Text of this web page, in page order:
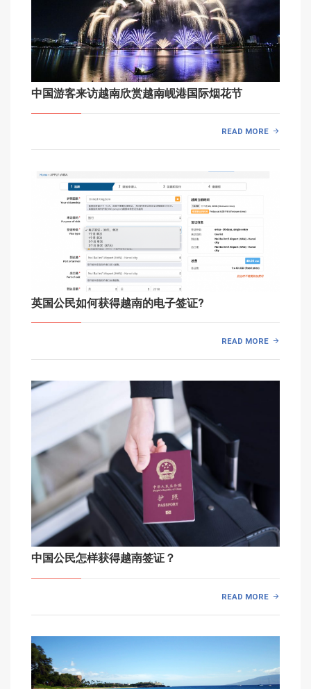
中国游客来访越南欣赏越南岘港国际烟花节
READ MORE
英国公民如何获得越南的电子签证?
READ MORE
中国公民怎样获得越南签证？
READ MORE